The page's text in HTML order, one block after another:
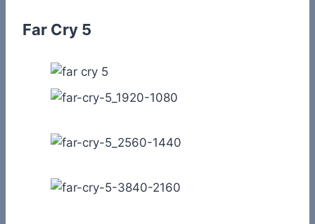
Far Cry 5